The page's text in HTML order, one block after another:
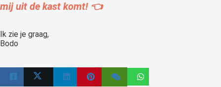
mij uit de kast komt! 👈
Ik zie je graag,
Bodo